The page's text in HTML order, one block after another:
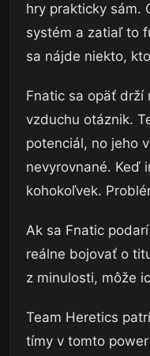
hry prakticky sám.
systém a zatiaľ to
sa nájde niekto,
Fnatic sa opäť drží
vzduchu otáznik.
potenciál, no jeho
nevyrovnané. Keď
kohokoľvek.
Ak sa Fnatic
reálne bojovať o
z minulosti, môže
Team Heretics
tímy v tomto